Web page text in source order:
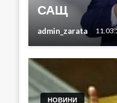
САЩ
admin_zarata
НОВИНИ